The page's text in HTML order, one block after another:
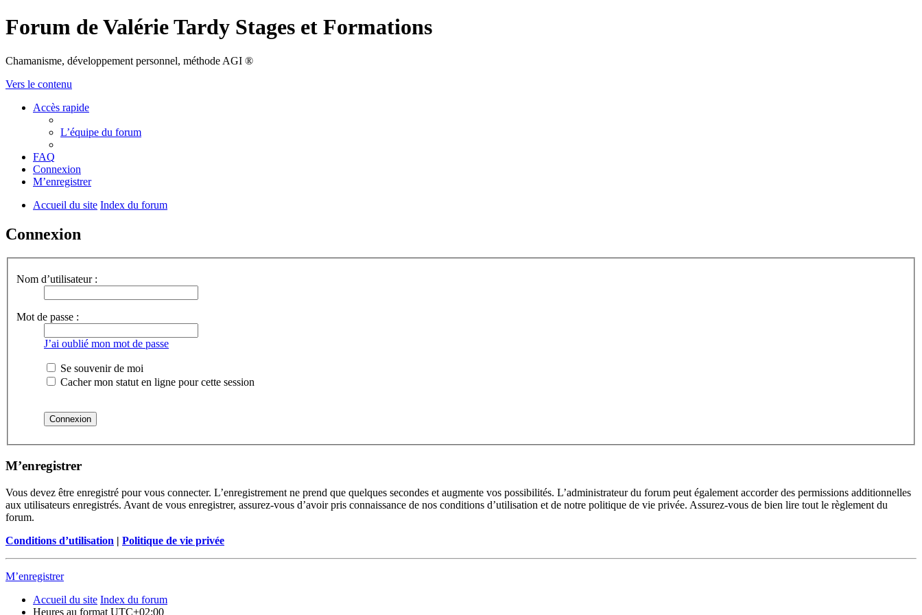
Forum de Valérie Tardy Stages et Formations
Chamanisme, développement personnel, méthode AGI ®
Vers le contenu
Accès rapide
L’équipe du forum
FAQ
Connexion
M’enregistrer
Accueil du site Index du forum
Connexion
Nom d’utilisateur :
Mot de passe :
J’ai oublié mon mot de passe
Se souvenir de moi
Cacher mon statut en ligne pour cette session
M’enregistrer
Vous devez être enregistré pour vous connecter. L’enregistrement ne prend que quelques secondes et augmente vos possibilités. L’administrateur du forum peut également accorder des permissions additionnelles
aux utilisateurs enregistrés. Avant de vous enregistrer, assurez-vous d’avoir pris connaissance de nos conditions d’utilisation et de notre politique de vie privée. Assurez-vous de bien lire tout le règlement du
forum.
Conditions d’utilisation | Politique de vie privée
M’enregistrer
Accueil du site Index du forum
Heures au format UTC+02:00